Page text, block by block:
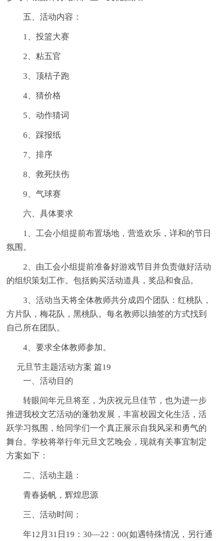
五、活动内容：
1、投篮大赛
2、粘五官
3、顶桔子跑
4、猜价格
5、动作猜词
6、踩报纸
7、排序
8、救死扶伤
9、气球赛
六、具体要求
1、工会小组提前布置场地，营造欢乐，详和的节日
氛围。
2、由工会小组提前准备好游戏节目并负责做好活动
的组织策划工作。包括购买活动道具，奖品和食品。
3、活动当天将全体教师共分成四个团队：红桃队，
方片队，梅花队，黑桃队。每名教师以抽签的方式找到
自己所在团队。
4、要求全体教师参加。
元旦节主题活动方案 篇19
一、活动目的
转眼间年元旦将至，为庆祝元旦佳节，也为进一步
推进我校文艺活动的蓬勃发展，丰富校园文化生活，活
跃学习氛围，给同学们一个真正展示自我风采和勇气的
舞台。学校将举行年元旦文艺晚会，现就有关事宜制定
方案如下：
二、活动主题：
青春扬帆，辉煌思源
三、活动时间：
年12月31日19：30—22：00(如遇特殊情况，另行通